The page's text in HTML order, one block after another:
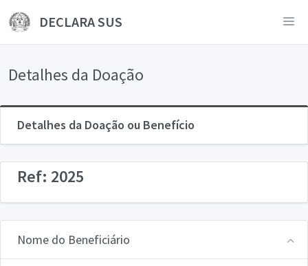
DECLARA SUS
Detalhes da Doação
Detalhes da Doação ou Benefício
Ref: 2025
Nome do Beneficiário